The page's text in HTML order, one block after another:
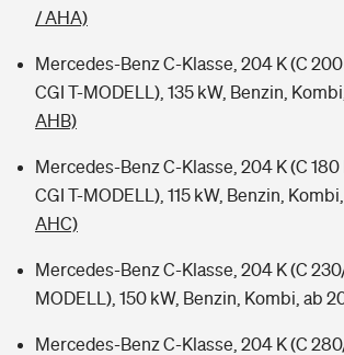
/ AHA)
Mercedes-Benz C-Klasse, 204 K (C 200
CGI T-MODELL), 135 kW, Benzin,
AHB)
Mercedes-Benz C-Klasse, 204 K (C 180
CGI T-MODELL), 115 kW, Benzin,
AHC)
Mercedes-Benz C-Klasse, 204 K (C
MODELL), 150 kW, Benzin, Kombi, ab
Mercedes-Benz C-Klasse, 204 K (C